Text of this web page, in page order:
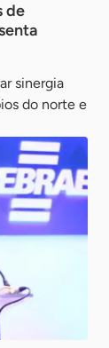
de
sinergia
do norte e